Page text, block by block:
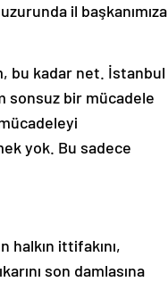
il başkanımıza
bu kadar net. İstanbul
sonsuz bir mücadele
yok. Bu sadece
ittifakını,
son damlasına